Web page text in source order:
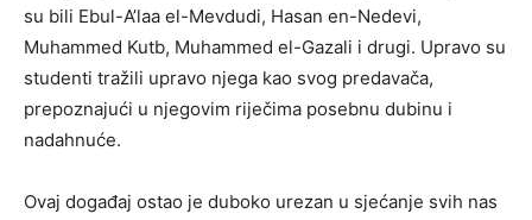
su bili Ebul-A’laa el-Mevdudi, Hasan en-Nedevi,
Muhammed Kutb, Muhammed el-Gazali i drugi. Upravo su
studenti tražili upravo njega kao svog predavača,
prepoznajući u njegovim riječima posebnu dubinu i
nadahnuće.
Ovaj događaj ostao je duboko urezan u sjećanje svih nas